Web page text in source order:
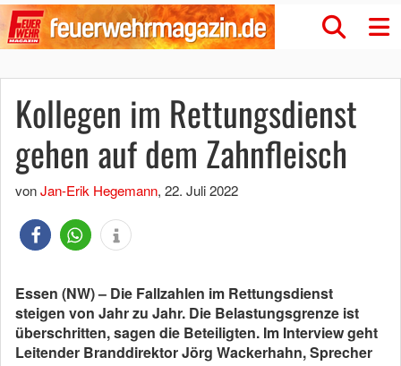
Kollegen im Rettungsdienst
gehen auf dem Zahnfleisch
vonJan-Erik Hegemann, 22. Juli 2022
Essen (NW) – Die Fallzahlen im Rettungsdienst
steigen von Jahr zu Jahr. Die Belastungsgrenze ist
überschritten, sagen die Beteiligten. Im Interview geht
Leitender Branddirektor Jörg Wackerhahn, Sprecher